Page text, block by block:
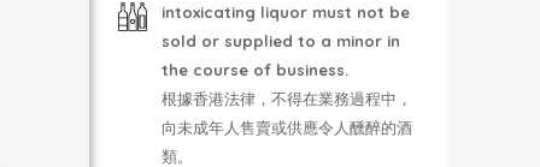
intoxicating liquor must not be
sold or supplied to a minor in
the course of business.
根據香港法律，不得在業務過程中，
向未成年人售賣或供應令人醺醉的酒
類。